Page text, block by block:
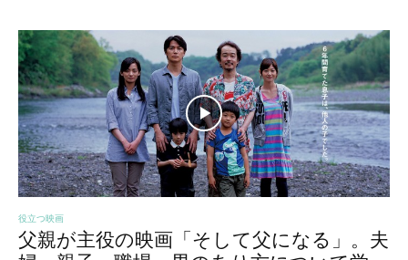
役立つ映画
父親が主役の映画「そして父になる」。夫